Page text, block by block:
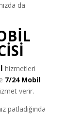
da
hizmetleri
7/24 Mobil
verir.
patladığında